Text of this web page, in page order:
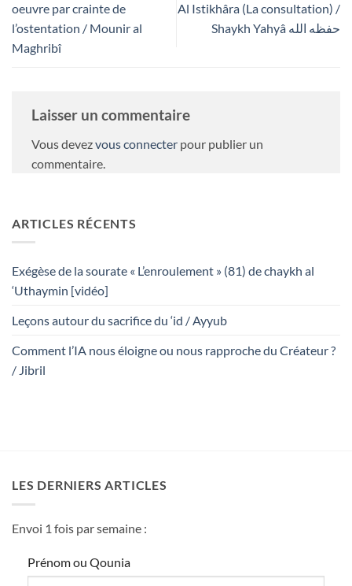
oeuvre par crainte de
l’ostentation / Mounir al
Maghribî
Al Istikhâra (La consultation) /
Shaykh Yahyâ حفظه الله
Laisser un commentaire
Vous devezvous connecter pour publier un
commentaire.
ARTICLES RÉCENTS
Exégèse de la sourate « L’enroulement » (81) de chaykh al
‘Uthaymin [vidéo]
Leçons autour du sacrifice du ‘id / Ayyub
Comment l’IA nous éloigne ou nous rapproche du Créateur ?
/ Jibril
LES DERNIERS ARTICLES
Envoi 1 fois par semaine :
Prénom ou Qounia